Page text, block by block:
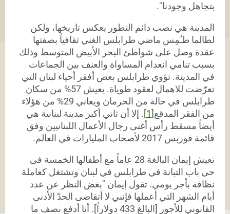
بتجاهل وجودنا".
المدينة هي نصب دائم التطور يعكس تاريخها، ولكن
لطالما طـُمِس ماضي طرابلس الغني ثقافياً بصفتها
عقدة وصل على شواطئ البحر الأبيض المتوسط وذلك
بسبب تنامي انعدام المساواة والعنف بين الجماعات
في المدينة. تؤوي طرابلس بعض أفقر أحياء لبنان التي
تعرّضت للاهمال لعقود طوياة. يعيش 57% من سكان
طرابلس في حالة من الحرمان ويعاني 29% من هؤلاء
من الفقر المدقع[1]
. إلا أن ثاني أكبر مدينة لبنانية هي
أيضاً مسقط رأس أغنى رجال الأعمال اللبنانيين وفق
قائمة فوربس 2017 لأصحاب المليارات في العالم.
تعيش إيمان البالغة 28 عاماً مع أطفالها الخمسة فى
حي باب التبانة في طرابلس في لبنان وتشتغل كعاملة
نظافة بأجر يومي. تقول إيمان "بغض النظر عن عدد
أيام الشهر التي أعملها فإنني لا أتقاضى الحدّ الأدنى
القانوني للأجور [البالغ 433 دولاراً]. أنا أدفع نصف ما